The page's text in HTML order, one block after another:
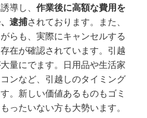
導し、作業後に高額な費用を
逮捕されております。また、
らも、実際にキャンセルする
在が確認されています。引越
量にでます。日用品や生活家
ンなど、引越しのタイミング
。新しい価値あるものもゴミ
ったいない方も大勢います。